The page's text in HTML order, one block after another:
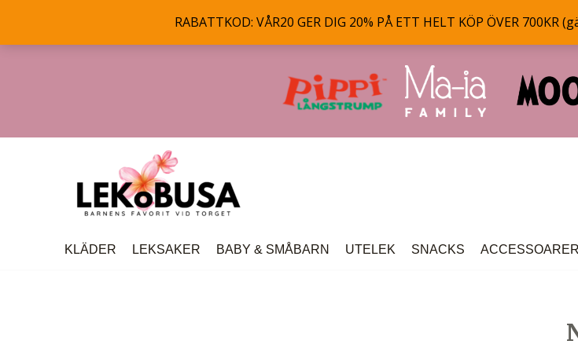
RABATTKOD: VÅR20 GER DIG 20% PÅ ETT HELT KÖP ÖVER
KLÄDER LEKSAKER BABY & SMÅBARN UTELEK SNACKS ACCESSOARER